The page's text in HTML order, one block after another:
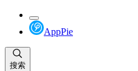
AppPie
搜索